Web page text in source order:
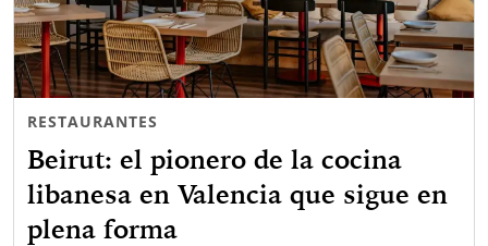
RESTAURANTES
Beirut: el pionero de la cocina
libanesa en Valencia que sigue en
plena forma